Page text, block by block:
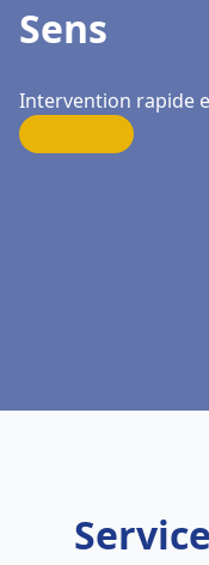
Sens
Intervention rapide